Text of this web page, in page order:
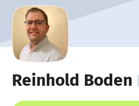
Reinhold Boden